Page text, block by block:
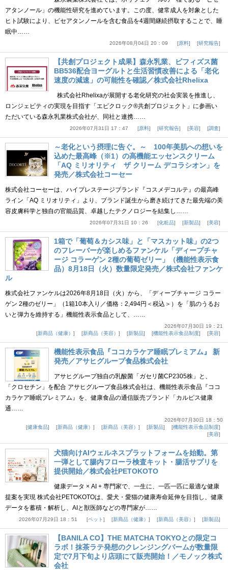
アタンノール」の機能性研究を進めています。この度、健常成人を対象とした
ヒト試験により、ピセアタンノールを含む食品を4週間継続摂取することで、睡
眠中……
2026年08月04日 20：09 原料 研究報告
【共創プロジェクト成果】森永乳業、ビフィズス菌
BB536配合ヨーグルトと生活習慣改善による「老化
速度の減速」の可能性を確認／株式会社Rhelixa
株式会社Rhelixaが展開する老化研究の社会実装を推進し、
ロンジェビティの実現を目指す「エピクロック®共創プロジェクト」に参画い
ただいている森永乳業株式会社が、同社と連携……
2026年07月31日 17：47 原料 研究報告 美容 調査
～老化という摂理に告ぐ。～ 100年美肌への想いを
込めた最高峰（※1）の高機能エッセンスクリーム
「AQ ミリオリティ ザ クリーム デコラシオン」を
発売／株式会社コーセー
株式会社コーセーは、ハイプレステージブランド『コスメデコルテ』の最高峰
ライン「AQ ミリオリティ」より、ブランド誕生から磨き続けてきた最先端の美
容皮膚科学と独自の官能品質、卓越したテクノロジーを結集し……
2026年07月31日 10：26 化粧品 新製品 美容
1箱で「葡萄＆カシス味」と「マスカット味」の2つ
のフレーバーが楽しめるファンケル「ディープチャ
ージ コラーゲン 2種の葡萄ゼリー」（機能性表示食
品）8月18日（火）数量限定発売／株式会社ファンケ
ル
株式会社ファンケルは2026年8月18日（火）から、「ディープチャージ コラー
ゲン 2種のゼリー」（1箱10本入り／価格：2,494円＜税込＞）を「肌のうるお
いと弾力を維持する」機能性表示食品として、……
2026年07月30日 19：21
新商品（健康）
新商品（美容） 新製品 機能性表示食品制度 美容
機能性表示食品『ココカラケア睡眠プレミアム』 新
発売／アサヒグループ食品株式会社
アサヒグループ独自の乳酸菌「ガセリ菌CP2305株」と、
「クロセチン」を配合 アサヒグループ食品株式会社は、機能性表示食品『ココ
カラケア睡眠プレミアム』を、健康食品の通信販売ブランド「カルピス健康
通……
2026年07月30日 18：50
健康食品
新商品（健康） 新商品（美容） 新製品
機能性表示食品制度
美容
犬猫向けAIウェルネスプラットフォームを始動。第
一弾として腸内フローラ検査キット・腸活サプリを
提供開始／株式会社PETOKOTO
健康データ × AI + 専門家で、一生に、一匹一匹に最適な健康
提案を実現 株式会社PETOKOTOは、愛犬・愛猫の健康寿命延伸を目指し、健康
データを蓄積・解析し、AIと獣医師などの専門家が……
2026年07月29日 18：51 ペット 新商品（健康） 新商品（美容） 新製品
【BANILA CO】THE MATCHA TOKYOとの限定コ
ラボ！抹茶ラテ発想のクレンジングバームが数量限
定で7月下旬より店頭にて販売開始！／モノック株式
会社